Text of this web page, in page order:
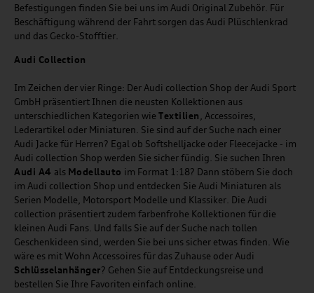
Befestigungen finden Sie bei uns im Audi Original Zubehör. Für
Beschäftigung während der Fahrt sorgen das Audi Plüschlenkrad
und das Gecko-Stofftier.
Audi Collection
Im Zeichen der vier Ringe: Der Audi collection Shop der Audi Sport
GmbH präsentiert Ihnen die neusten Kollektionen aus
unterschiedlichen Kategorien wie Textilien , Accessoires,
Lederartikel oder Miniaturen. Sie sind auf der Suche nach einer
Audi Jacke für Herren? Egal ob Softshelljacke oder Fleecejacke - im
Audi collection Shop werden Sie sicher fündig. Sie suchen Ihren
Audi A4 als Modellauto im Format 1:18? Dann stöbern Sie doch
im Audi collection Shop und entdecken Sie Audi Miniaturen als
Serien Modelle, Motorsport Modelle und Klassiker. Die Audi
collection präsentiert zudem farbenfrohe Kollektionen für die
kleinen Audi Fans. Und falls Sie auf der Suche nach tollen
Geschenkideen sind, werden Sie bei uns sicher etwas finden. Wie
wäre es mit Wohn Accessoires für das Zuhause oder Audi
Schlüsselanhänger? Gehen Sie auf Entdeckungsreise und
bestellen Sie Ihre Favoriten einfach online.